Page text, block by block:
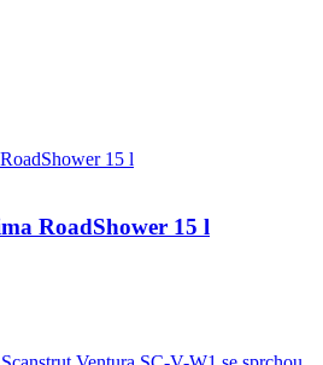
RoadShower 15 l